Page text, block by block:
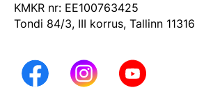
RAKENDISPORT
Regulatsioonid
Võistlussarjad
KMKR nr: EE100763425
Tondi 84/3, III korrus, Tallinn 11316